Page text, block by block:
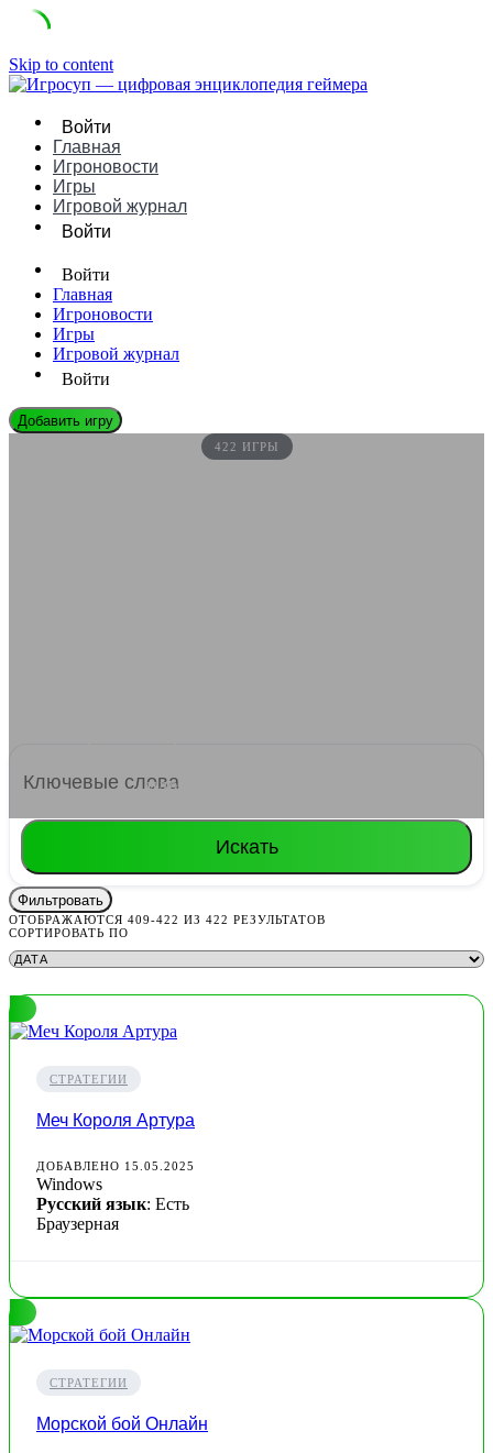
Skip to content
Войти
Главная
Игроновости
Игры
Игровой журнал
Войти
Войти
Главная
Игроновости
Игры
Игровой журнал
Войти
Добавить игру
422 ИГРЫ
идеальный план атаки!
Искать
Фильтровать
ОТОБРАЖАЮТСЯ 409-422 ИЗ 422 РЕЗУЛЬТАТОВ
СОРТИРОВАТЬ ПО
СТРАТЕГИИ
Меч Короля Артура
ДОБАВЛЕНО 15.05.2025
Windows
Русский язык: Есть
Браузерная
СТРАТЕГИИ
Морской бой Онлайн